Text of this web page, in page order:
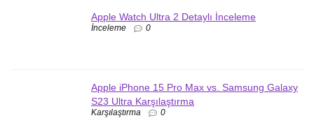
Apple Watch Ultra 2 Detaylı İnceleme
İnceleme 0
Apple iPhone 15 Pro Max vs. Samsung Galaxy
S23 Ultra Karşılaştırma
Karşılaştırma 0